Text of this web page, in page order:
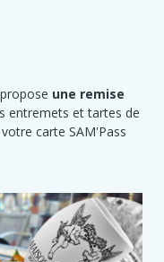
une remise
entremets et tartes de
carte SAM'Pass